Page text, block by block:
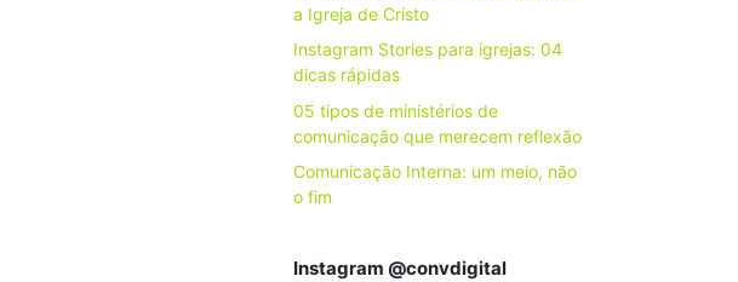
a Igreja de Cristo
Instagram Stories para igrejas: 04
dicas rápidas
05 tipos de ministérios de
comunicação que merecem reflexão
Comunicação Interna: um meio, não
o fim
Instagram @convdigital